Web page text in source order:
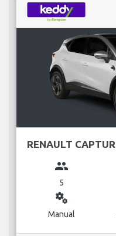
RENAULT CAPTUR
group
5
miscellaneous_services
Manual